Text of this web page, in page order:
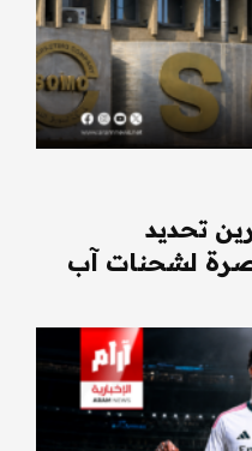
تحديد
لشحنات آب